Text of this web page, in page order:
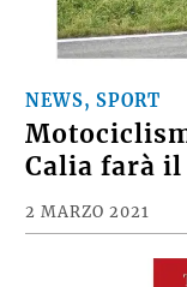
NEWS, SPORT
Calia farà
2 MARZO 2021